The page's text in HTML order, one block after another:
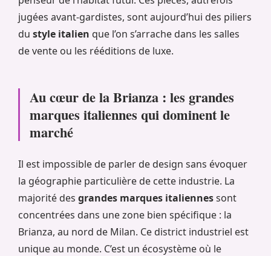
jugées avant-gardistes, sont aujourd’hui des piliers
du style italien que l’on s’arrache dans les salles
de vente ou les rééditions de luxe.
Au cœur de la Brianza : les grandes
marques italiennes qui dominent le
marché
Il est impossible de parler de design sans évoquer
la géographie particulière de cette industrie. La
majorité des grandes marques italiennessont
concentrées dans une zone bien spécifique : la
Brianza, au nord de Milan. Ce district industriel est
unique au monde. C’est un écosystème où le